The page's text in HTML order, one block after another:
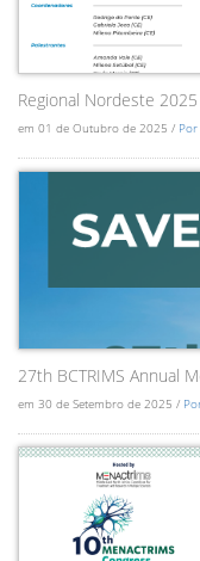
Regional Nordeste 2025
em 01 de Outubro de 2025 /
27th BCTRIMS Annual
em 30 de Setembro de 2025 /